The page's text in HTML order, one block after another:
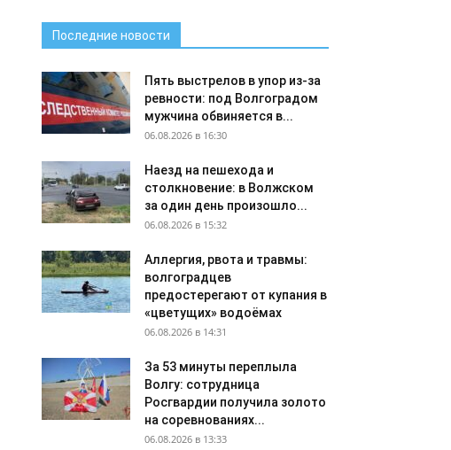
Последние новости
Пять выстрелов в упор из-за
ревности: под Волгоградом
мужчина обвиняется в...
06.08.2026 в 16:30
Наезд на пешехода и
столкновение: в Волжском
за один день произошло...
06.08.2026 в 15:32
Аллергия, рвота и травмы:
волгоградцев
предостерегают от купания в
«цветущих» водоёмах
06.08.2026 в 14:31
За 53 минуты переплыла
Волгу: сотрудница
Росгвардии получила золото
на соревнованиях...
06.08.2026 в 13:33